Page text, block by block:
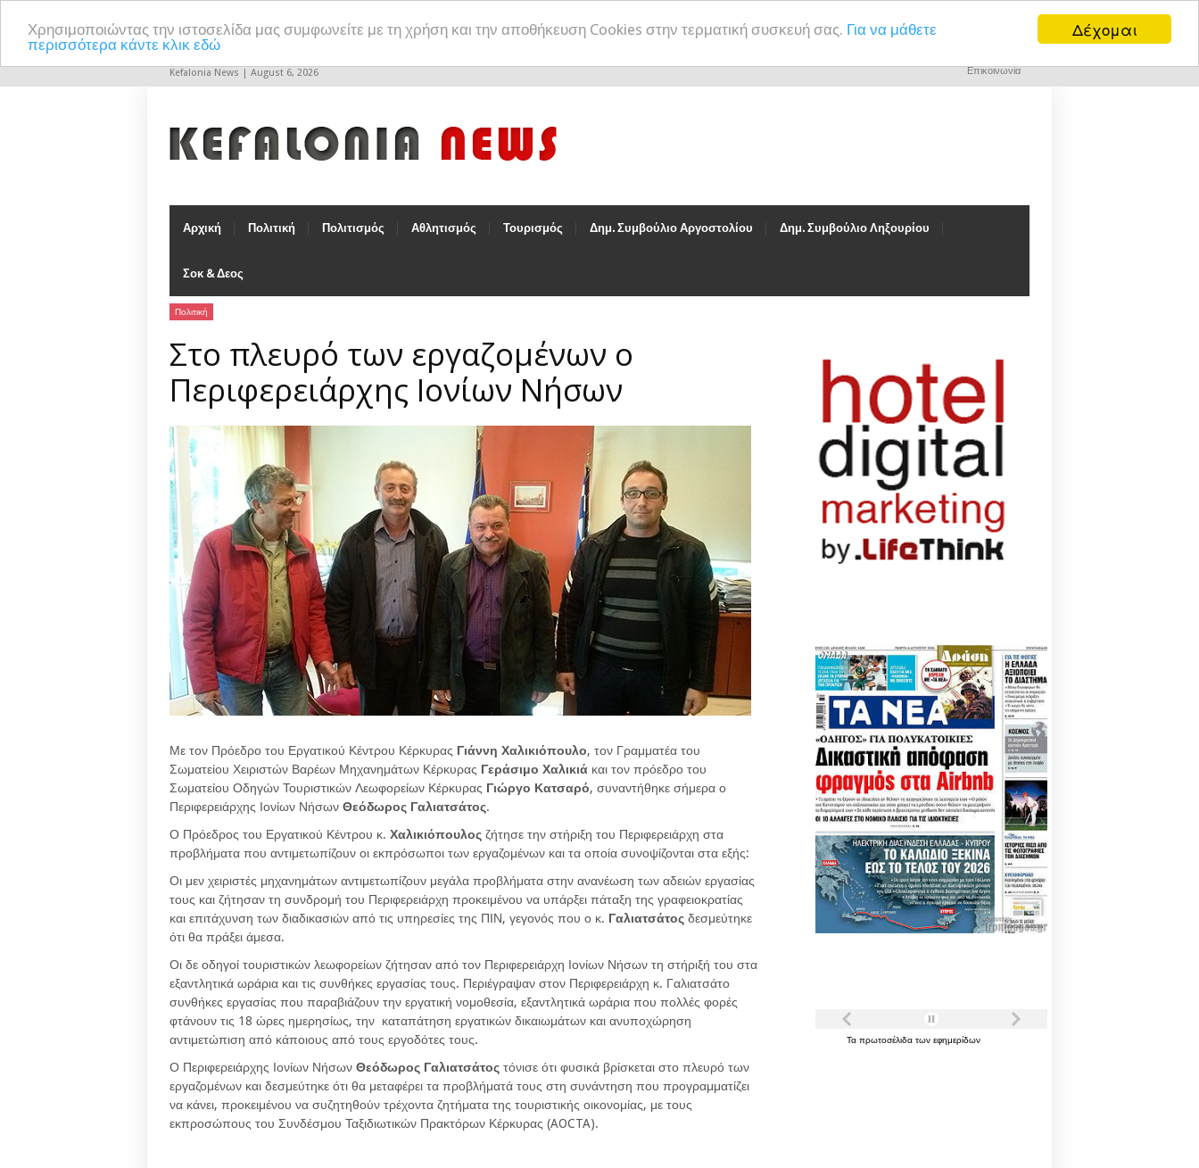
Δέχομαι
Χρησιμοποιώντας την ιστοσελίδα μας συμφωνείτε με τη χρήση και την αποθήκευση Cookies στην τερματική συσκευή σας. Για να μάθετε
περισσότερα κάντε κλικ εδώ
Kefalonia News | August 6, 2026 Επικοινωνία
Αρχική Πολιτική Πολιτισμός Αθλητισμός Τουρισμός Δημ. Συμβούλιο Αργοστολίου Δημ. Συμβούλιο Ληξουρίου
Σοκ & Δεος
Πολιτική
Στο πλευρό των εργαζομένων ο
Περιφερειάρχης Ιονίων Νήσων
Με τον Πρόεδρο του Εργατικού Κέντρου Κέρκυρας Γιάννη Χαλικιόπουλο, τον Γραμματέα του
Σωματείου Χειριστών Βαρέων Μηχανημάτων Κέρκυρας Γεράσιμο Χαλικιά και τον πρόεδρο του
Σωματείου Οδηγών Τουριστικών Λεωφορείων Κέρκυρας Γιώργο Κατσαρό, συναντήθηκε σήμερα ο
Περιφερειάρχης Ιονίων Νήσων Θεόδωρος Γαλιατσάτος.
Ο Πρόεδρος του Εργατικού Κέντρου κ. Χαλικιόπουλος ζήτησε την στήριξη του Περιφερειάρχη στα
προβλήματα που αντιμετωπίζουν οι εκπρόσωποι των εργαζομένων και τα οποία συνοψίζονται στα εξής:
Οι μεν χειριστές μηχανημάτων αντιμετωπίζουν μεγάλα προβλήματα στην ανανέωση των αδειών εργασίας
τους και ζήτησαν τη συνδρομή του Περιφερειάρχη προκειμένου να υπάρξει πάταξη της γραφειοκρατίας
και επιτάχυνση των διαδικασιών από τις υπηρεσίες της ΠΙΝ, γεγονός που ο κ. Γαλιατσάτος δεσμεύτηκε
ότι θα πράξει άμεσα.
Οι δε οδηγοί τουριστικών λεωφορείων ζήτησαν από τον Περιφερειάρχη Ιονίων Νήσων τη στήριξή του στα
εξαντλητικά ωράρια και τις συνθήκες εργασίας τους. Περιέγραψαν στον Περιφερειάρχη κ. Γαλιατσάτο
συνθήκες εργασίας που παραβιάζουν την εργατική νομοθεσία, εξαντλητικά ωράρια που πολλές φορές
φτάνουν τις 18 ώρες ημερησίως, την καταπάτηση εργατικών δικαιωμάτων και ανυποχώρηση
αντιμετώπιση από κάποιους από τους εργοδότες τους.
Ο Περιφερειάρχης Ιονίων Νήσων Θεόδωρος Γαλιατσάτος τόνισε ότι φυσικά βρίσκεται στο πλευρό των
εργαζομένων και δεσμεύτηκε ότι θα μεταφέρει τα προβλήματά τους στη συνάντηση που προγραμματίζει
να κάνει, προκειμένου να συζητηθούν τρέχοντα ζητήματα της τουριστικής οικονομίας, με τους
εκπροσώπους του Συνδέσμου Ταξιδιωτικών Πρακτόρων Κέρκυρας (AOCTA).
Τα πρωτοσέλιδα των εφημερίδων